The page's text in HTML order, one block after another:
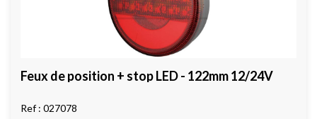
Feux de position + stop LED - 122mm 12/24V
027078